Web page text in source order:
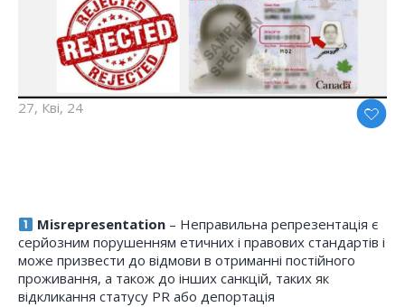
27, Кві, 24
Misrepresentation – Неправильна репрезентація є
серйозним порушенням етичних і правових стандартів і
може призвести до відмови в отриманні постійного
проживання, а також до інших санкцій, таких як
відкликання статусу PR або депортація